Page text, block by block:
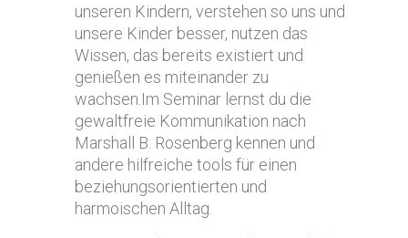
unseren Kindern, verstehen so uns und
unsere Kinder besser, nutzen das
Wissen, das bereits existiert und
genießen es miteinander zu
wachsen.Im Seminar lernst du die
gewaltfreie Kommunikation nach
Marshall B. Rosenberg kennen und
andere hilfreiche tools für einen
beziehungsorientierten und
harmoischen Alltag.